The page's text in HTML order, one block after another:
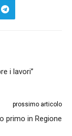
i lavori”
prossimo articolo
primo in Regione